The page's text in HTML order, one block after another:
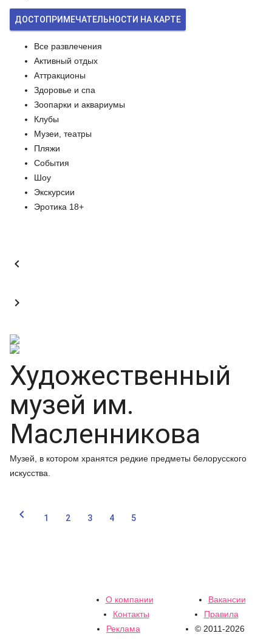
ДОСТОПРИМЕЧАТЕЛЬНОСТИ НА КАРТЕ
Все развлечения
Активный отдых
Аттракционы
Здоровье и спа
Зоопарки и аквариумы
Клубы
Музеи, театры
Пляжи
События
Шоу
Экскурсии
Эротика 18+


Художественный
музей им.
Масленникова
Музей, в котором хранятся редкие предметы белорусского
искусства.
 1 2 3 4 5
О компании
Вакансии
Контакты
Правила
Реклама
© 2011-2026